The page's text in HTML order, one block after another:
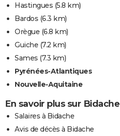
Hastingues (5.8 km)
Bardos (6.3 km)
Orègue (6.8 km)
Guiche (7.2 km)
Sames (7.3 km)
Pyrénées-Atlantiques
Nouvelle-Aquitaine
En savoir plus sur Bidache
Salaires à Bidache
Avis de décès à Bidache